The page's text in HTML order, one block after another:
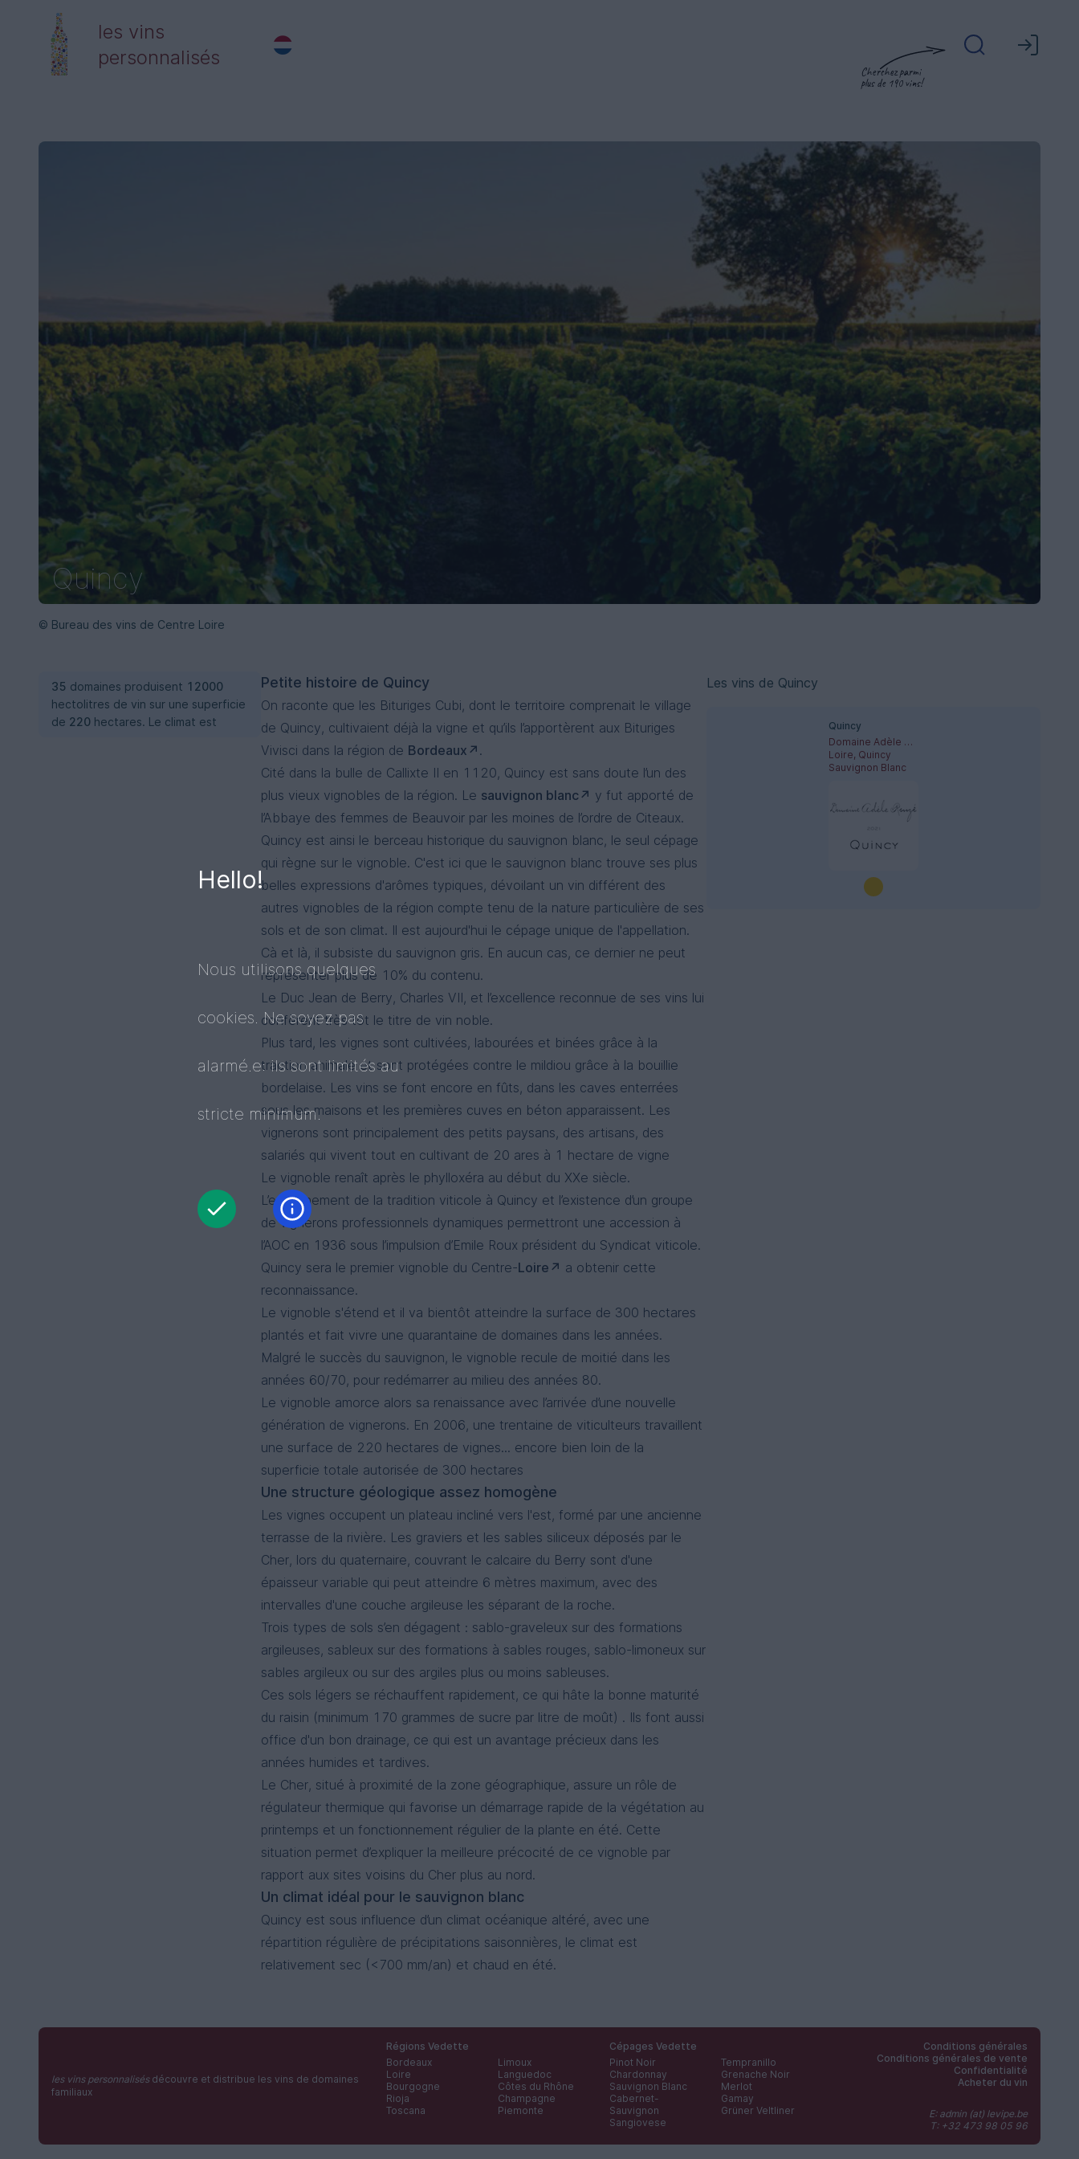
les vins
personnalisés
Cherchez parmi
plus de 190 vins!
Quincy
© Bureau des vins de Centre Loire
35 domaines produisent 12000
hectolitres de vin sur une superficie
de 220 hectares. Le climat est
Petite histoire de Quincy
On raconte que les Bituriges Cubi, dont le territoire comprenait le village
de Quincy, cultivaient déjà la vigne et qu’ils l’apportèrent aux Bituriges
Vivisci dans la région de Bordeaux
.
Cité dans la bulle de Callixte II en 1120, Quincy est sans doute l’un des
plus vieux vignobles de la région. Le sauvignon blanc
y fut apporté de
l’Abbaye des femmes de Beauvoir par les moines de l’ordre de Citeaux.
Quincy est ainsi le berceau historique du sauvignon blanc, le seul cépage
qui règne sur le vignoble. C'est ici que le sauvignon blanc trouve ses plus
belles expressions d'arômes typiques, dévoilant un vin différent des
autres vignobles de la région compte tenu de la nature particulière de ses
sols et de son climat. Il est aujourd'hui le cépage unique de l'appellation.
Cà et là, il subsiste du sauvignon gris. En aucun cas, ce dernier ne peut
représenter plus de 10% du contenu.
Le Duc Jean de Berry, Charles VII, et l’excellence reconnue de ses vins lui
confèrent très tôt le titre de vin noble.
Plus tard, les vignes sont cultivées, labourées et binées grâce à la
traction animale et sont protégées contre le mildiou grâce à la bouillie
bordelaise. Les vins se font encore en fûts, dans les caves enterrées
sous les maisons et les premières cuves en béton apparaissent. Les
vignerons sont principalement des petits paysans, des artisans, des
salariés qui vivent tout en cultivant de 20 ares à 1 hectare de vigne
Le vignoble renaît après le phylloxéra au début du XXe siècle.
L’enracinement de la tradition viticole à Quincy et l’existence d’un groupe
de vignerons professionnels dynamiques permettront une accession à
l’AOC en 1936 sous l’impulsion d’Emile Roux président du Syndicat viticole.
Quincy sera le premier vignoble du Centre-Loire
a obtenir cette
reconnaissance.
Le vignoble s'étend et il va bientôt atteindre la surface de 300 hectares
plantés et fait vivre une quarantaine de domaines dans les années.
Malgré le succès du sauvignon, le vignoble recule de moitié dans les
années 60/70, pour redémarrer au milieu des années 80.
Le vignoble amorce alors sa renaissance avec l’arrivée d’une nouvelle
génération de vignerons. En 2006, une trentaine de viticulteurs travaillent
une surface de 220 hectares de vignes... encore bien loin de la
superficie totale autorisée de 300 hectares
Une structure géologique assez homogène
Les vignes occupent un plateau incliné vers l'est, formé par une ancienne
terrasse de la rivière. Les graviers et les sables siliceux déposés par le
Cher, lors du quaternaire, couvrant le calcaire du Berry sont d'une
épaisseur variable qui peut atteindre 6 mètres maximum, avec des
intervalles d'une couche argileuse les séparant de la roche.
Trois types de sols s’en dégagent : sablo-graveleux sur des formations
argileuses, sableux sur des formations à sables rouges, sablo-limoneux sur
sables argileux ou sur des argiles plus ou moins sableuses.
Ces sols légers se réchauffent rapidement, ce qui hâte la bonne maturité
du raisin (minimum 170 grammes de sucre par litre de moût) . Ils font aussi
office d'un bon drainage, ce qui est un avantage précieux dans les
années humides et tardives.
Le Cher, situé à proximité de la zone géographique, assure un rôle de
régulateur thermique qui favorise un démarrage rapide de la végétation au
printemps et un fonctionnement régulier de la plante en été. Cette
situation permet d’expliquer la meilleure précocité de ce vignoble par
rapport aux sites voisins du Cher plus au nord.
Un climat idéal pour le sauvignon blanc
Quincy est sous influence d’un climat océanique altéré, avec une
répartition régulière de précipitations saisonnières, le climat est
relativement sec (<700 mm/an) et chaud en été.
Les vins de Quincy
Quincy
Domaine Adèle Rouzé
Loire, Quincy
Sauvignon Blanc
les vins personnalisésdécouvre et distribue les vins de domaines
familiaux
Régions Vedette
Bordeaux
Loire
Bourgogne
Rioja
Toscana
Limoux
Languedoc
Côtes du Rhône
Champagne
Piemonte
Cépages Vedette
Pinot Noir
Chardonnay
Sauvignon Blanc
Cabernet-
Sauvignon
Sangiovese
Tempranillo
Grenache Noir
Merlot
Gamay
Grüner Veltliner
Conditions générales
Conditions générales de vente
Confidentialité
Acheter du vin
E: admin (at) levipe.be
T: +32 473 98 05 96
Hello!
Nous utilisons quelques
cookies. Ne soyez pas
alarmé.e: ils sont limités au
stricte minimum.